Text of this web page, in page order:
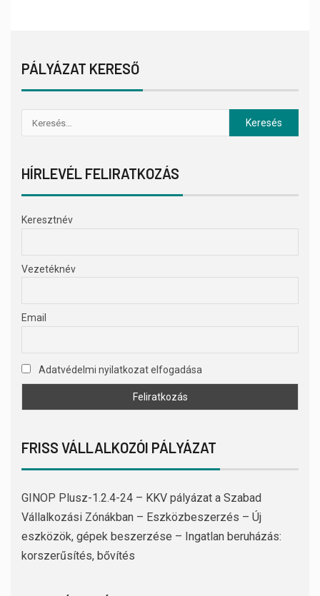
PÁLYÁZAT KERESŐ
HÍRLEVÉL FELIRATKOZÁS
Keresztnév
Vezetéknév
Email
Adatvédelmi nyilatkozat elfogadása
FRISS VÁLLALKOZÓI PÁLYÁZAT
GINOP Plusz-1.2.4-24 – KKV pályázat a Szabad
Vállalkozási Zónákban – Eszközbeszerzés – Új
eszközök, gépek beszerzése – Ingatlan beruházás:
korszerűsítés, bővítés